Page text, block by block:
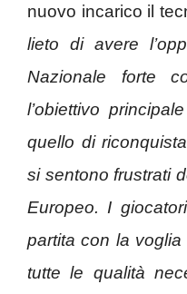
nuovo incarico il
lieto di avere
Nazionale forte
l’obiettivo
quello di
si sentono frustrati
Europeo. I
partita con la
tutte le qualità